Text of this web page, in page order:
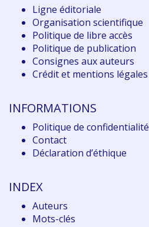
Ligne éditoriale
Organisation scientifique
Politique de libre accès
Politique de publication
Consignes aux auteurs
Crédit et mentions légales
INFORMATIONS
Politique de confidentialité
Contact
Déclaration d’éthique
INDEX
Auteurs
Mots-clés